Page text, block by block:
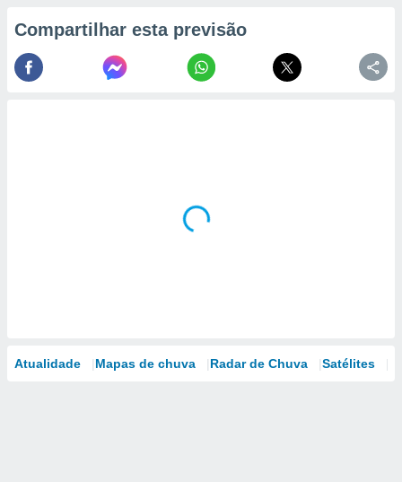
Compartilhar esta previsão
Atualidade Mapas de chuva Radar de Chuva Satélites